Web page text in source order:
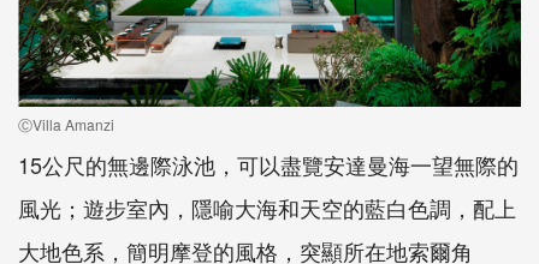
ⒸVilla Amanzi
15公尺的無邊際泳池，可以盡覽安達曼海一望無際的
風光；遊步室內，隱喻大海和天空的藍白色調，配上
大地色系，簡明摩登的風格，突顯所在地索爾角